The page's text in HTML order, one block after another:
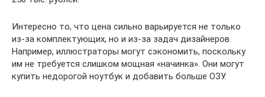
Интересно то, что цена сильно варьируется не только
из-за комплектующих, но и из-за задач дизайнеров.
Например, иллюстраторы могут сэкономить, поскольку
им не требуется слишком мощная «начинка». Они могут
купить недорогой ноутбук и добавить больше ОЗУ.